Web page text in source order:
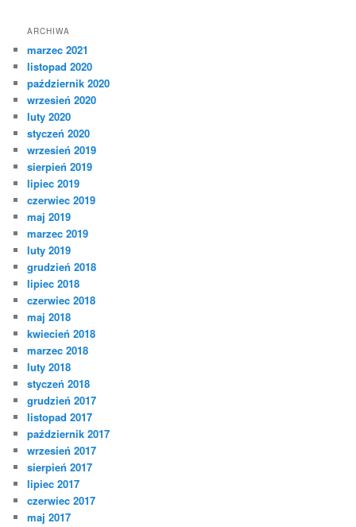
ARCHIWA
marzec 2021
listopad 2020
październik 2020
wrzesień 2020
luty 2020
styczeń 2020
wrzesień 2019
sierpień 2019
lipiec 2019
czerwiec 2019
maj 2019
marzec 2019
luty 2019
grudzień 2018
lipiec 2018
czerwiec 2018
maj 2018
kwiecień 2018
marzec 2018
luty 2018
styczeń 2018
grudzień 2017
listopad 2017
październik 2017
wrzesień 2017
sierpień 2017
lipiec 2017
czerwiec 2017
maj 2017